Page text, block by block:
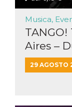
Musica,
Aires –
29 AGOSTO